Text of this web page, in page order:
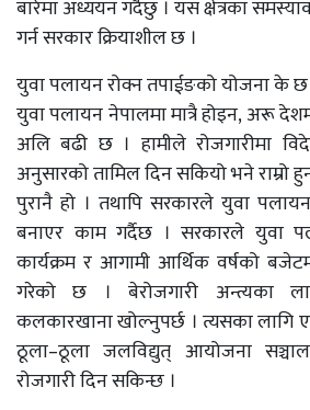
बारेमा अध्ययन गर्दैछु । यस क्षेत्रका
गर्न सरकार क्रियाशील छ ।
युवा पलायन रोक्न तपाईङको योजना के
युवा पलायन नेपालमा मात्रै होइन, अरू
अलि बढी छ । हामीले रोजगारीमा
अनुसारको तामिल दिन सकियो भने राम्रो
पुरानै हो । तथापि सरकारले युवा
बनाएर काम गर्दैछ । सरकारले युवा
कार्यक्रम र आगामी आर्थिक वर्षको
गरेको छ । बेरोजगारी अन्त्यका
कलकारखाना खोल्नुपर्छ । त्यसका लागि
ठूला–ठूला जलविद्युत् आयोजना
रोजगारी दिन सकिन्छ ।